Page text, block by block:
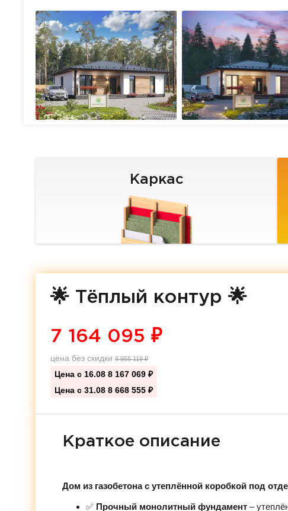
Каркас
🌟 Тёплый контур 🌟
7 164 095 ₽
цена без скидки 8 955 119₽
Цена с 16.08 8 167 069 ₽
Цена с 31.08 8 668 555 ₽
Краткое описание
Дом из газобетона с утеплённой коробкой под
✅ Прочный монолитный фундамент –